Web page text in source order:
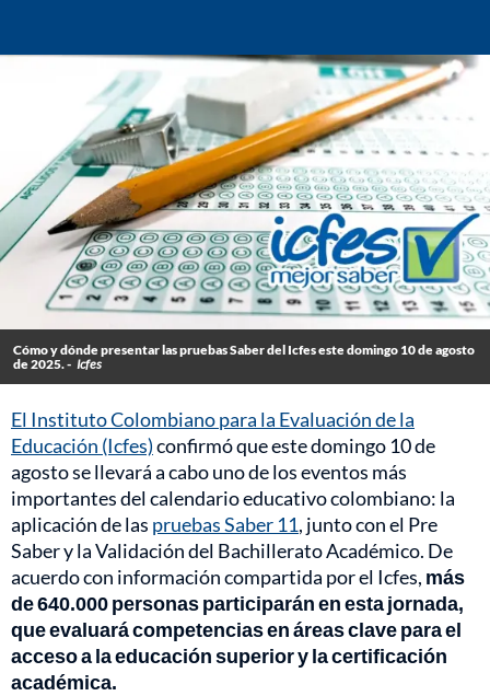
Cómo y dónde presentar las pruebas Saber del Icfes este domingo 10 de agosto
de 2025. - Icfes
El Instituto Colombiano para la Evaluación de la
Educación (Icfes)confirmó que este domingo 10 de
agosto se llevará a cabo uno de los eventos más
importantes del calendario educativo colombiano: la
aplicación de las pruebas Saber 11, junto con el Pre
Saber y la Validación del Bachillerato Académico. De
acuerdo con información compartida por el Icfes, más
de 640.000 personas participarán en esta jornada,
que evaluará competencias en áreas clave para el
acceso a la educación superior y la certificación
académica.